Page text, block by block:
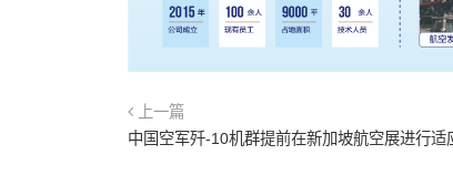
上一篇
中国空军歼-10机群提前在新加坡航空展进行适